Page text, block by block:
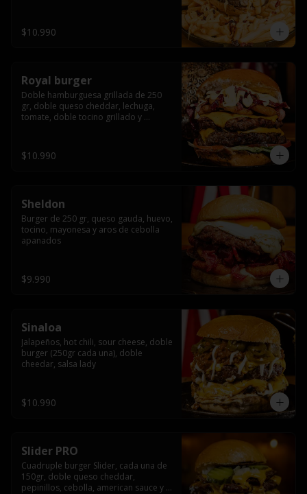
$10.990
Royal burger
Doble hamburguesa grillada de 250
gr, doble queso cheddar, lechuga,
tomate, doble tocino grillado y
salsa de queso cheddar.
$10.990
Sheldon
Burger de 250 gr, queso gauda, huevo,
tocino, mayonesa y aros de cebolla
apanados
$9.990
Sinaloa
Jalapeños, hot chili, sour cheese, doble
burger (250gr cada una), doble
cheedar, salsa lady
$10.990
Slider PRO
Cuadruple burger Slider, cada una de
150gr, doble queso cheddar,
pepinillos, cebolla, american sauce y